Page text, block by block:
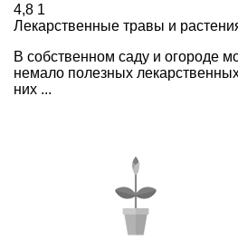
4,8 1
Лекарственные травы и
В собственном саду и огороде
немало полезных
них ...